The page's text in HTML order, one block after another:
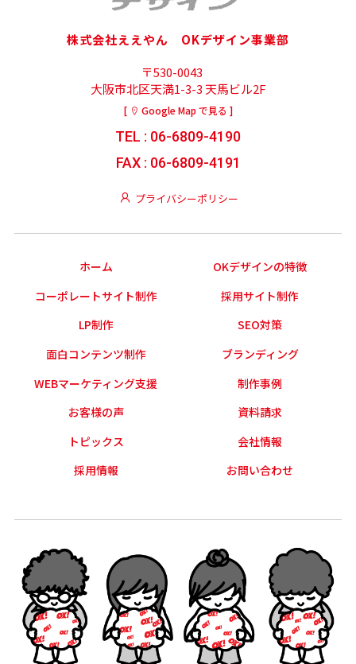
株式会社ええやん OKデザイン事業部
〒530-0043
大阪市北区天満1-3-3 天馬ビル2F
[ Google Map で見る ]
TEL : 06-6809-4190
FAX : 06-6809-4191
プライバシーポリシー
ホーム
OKデザインの特徴
コーポレートサイト制作
採用サイト制作
LP制作
SEO対策
面白コンテンツ制作
ブランディング
WEBマーケティング支援
制作事例
お客様の声
資料請求
トピックス
会社情報
採用情報
お問い合わせ